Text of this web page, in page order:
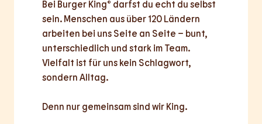
Bei Burger King® darfst du echt du selbst
sein. Menschen aus über 120 Ländern
arbeiten bei uns Seite an Seite – bunt,
unterschiedlich und stark im Team.
Vielfalt ist für uns kein Schlagwort,
sondern Alltag.
Denn nur gemeinsamsind wir King.